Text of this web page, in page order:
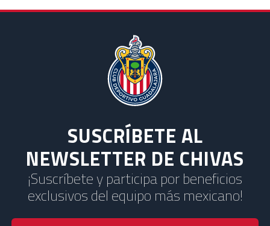
SUSCRÍBETE AL
NEWSLETTER DE CHIVAS
¡Suscríbete y participa por beneficios
exclusivos del equipo más mexicano!